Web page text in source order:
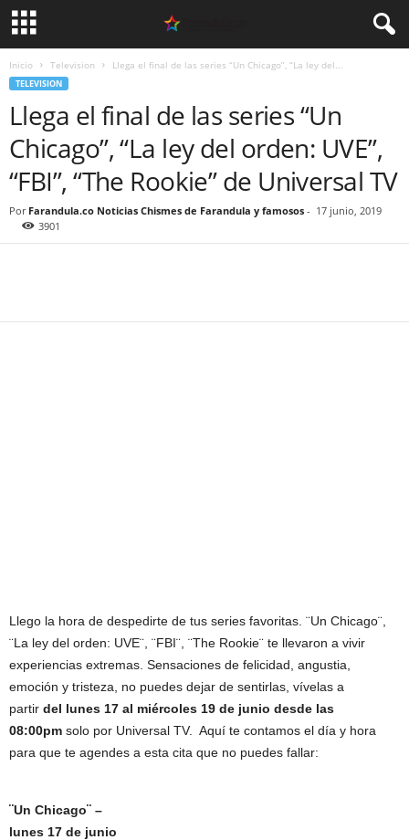
Inicio Television Llega el final de las series “Un Chicago”, “La ley del...
TELEVISION
Llega el final de las series “Un
Chicago”, “La ley del orden: UVE”,
“FBI”, “The Rookie” de Universal TV
Por Farandula.co Noticias Chismes de Farandula y famosos - 17 junio, 2019
3901
Llego la hora de despedirte de tus series favoritas. ¨Un Chicago¨,
¨La ley del orden: UVE¨, ¨FBI¨, ¨The Rookie¨ te llevaron a vivir
experiencias extremas. Sensaciones de felicidad, angustia,
emoción y tristeza, no puedes dejar de sentirlas, vívelas a
partir del lunes 17 al miércoles 19 de junio desde las
08:00pm solo por Universal TV. Aquí te contamos el día y hora
para que te agendes a esta cita que no puedes fallar:
¨Un Chicago¨ –
lunes 17 de junio